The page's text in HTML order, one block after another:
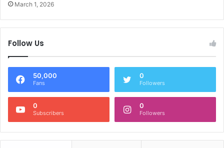
March 1, 2026
Follow Us
50,000
Fans
0
Followers
0
Subscribers
0
Followers